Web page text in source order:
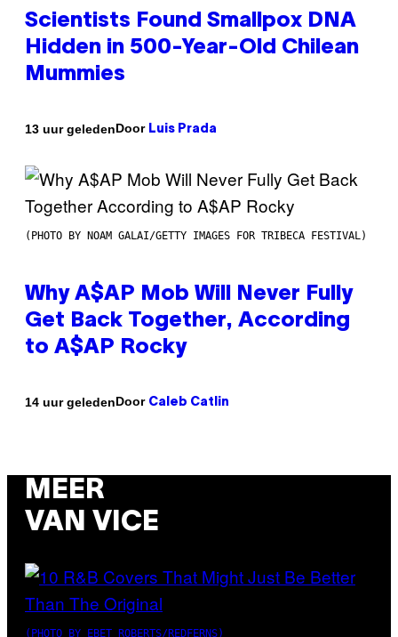
Scientists Found Smallpox DNA
Hidden in 500-Year-Old Chilean
Mummies
13 uur geledenDoor Luis Prada
(PHOTO BY NOAM GALAI/GETTY IMAGES FOR TRIBECA FESTIVAL)
Why A$AP Mob Will Never Fully
Get Back Together, According
to A$AP Rocky
14 uur geledenDoor Caleb Catlin
MEER
VAN VICE
(PHOTO BY EBET ROBERTS/REDFERNS)